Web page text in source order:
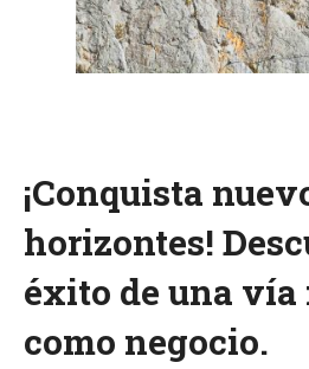
¡Conquista
horizontes!
éxito de una vía
como negocio.